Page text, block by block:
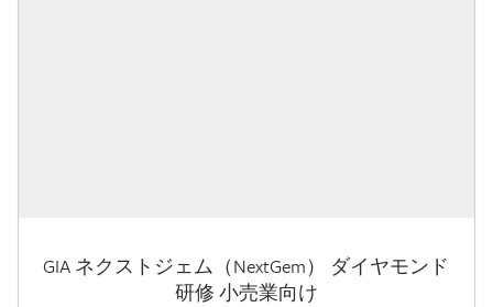
GIA ネクストジェム（NextGem） ダイヤモンド
研修 小売業向け